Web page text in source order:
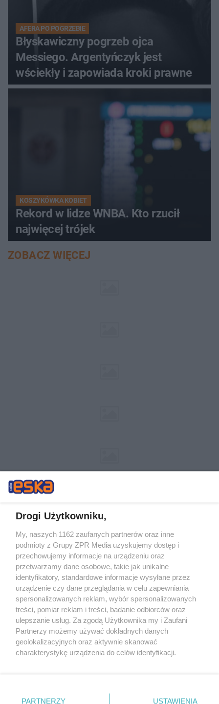
AFERA PO POGRZEBIE
Błyskawiczny pogrzeb ojca
Messiego. Argentyńczyk jest
wściekły i zapowiada kroki prawne
KOSZYKÓWKA KOBIET
Rekord w lidze WNBA. Kto rzucił
najwięcej trójek
ZOBACZ WIĘCEJ
Żaden utwór zamieszczony w serwisie nie może być powielany i
rozpowszechniany lub dalej rozpowszechniany w jakikolwiek sposób (w
tym także elektroniczny lub mechaniczny) na jakimkolwiek polu
eksploatacji w jakiejkolwiek formie, włącznie z umieszczaniem w
Internecie bez pisemnej zgody właściciela praw. Jakiekolwiek użycie lub
wykorzystanie utworów w całości lub w części z naruszeniem prawa,
tzn. bez właściwej zgody, jest zabronione pod groźbą kary i może być
ścigane prawnie.
Drogi Użytkowniku,
My, naszych 1162 zaufanych partnerów oraz inne
podmioty z Grupy ZPR Media uzyskujemy dostęp i
przechowujemy informacje na urządzeniu oraz
przetwarzamy dane osobowe, takie jak unikalne
identyfikatory, standardowe informacje wysyłane przez
urządzenie czy dane przeglądania w celu zapewniania
spersonalizowanych reklam, wybór spersonalizowanych
treści, pomiar reklam i treści, badanie odbiorców oraz
ulepszanie usług. Za zgodą Użytkownika my i Zaufani
Partnerzy możemy używać dokładnych danych
geolokalizacyjnych oraz aktywnie skanować
charakterystykę urządzenia do celów identyfikacji.
zmienić/wycofać klikając przycisk ustawień prywatności
PARTNERZY USTAWIENIA